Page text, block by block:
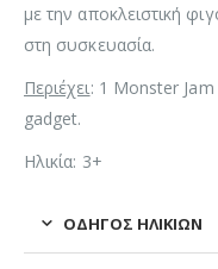
με την αποκλειστική
στη συσκευασία.
Περιέχει: 1 Monster
gadget.
Ηλικία: 3+
ΟΔΗΓΌΣ ΗΛΙΚΙΏΝ